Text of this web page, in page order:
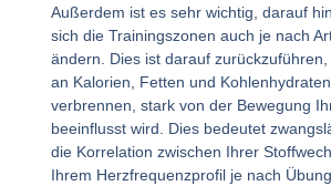
Außerdem ist es sehr wichtig, darauf
sich die Trainingszonen auch je nach
ändern. Dies ist darauf
an Kalorien, Fetten und
verbrennen, stark von der Bewegung
beeinflusst wird. Dies bedeutet
die Korrelation zwischen Ihrer
Ihrem Herzfrequenzprofil je nach